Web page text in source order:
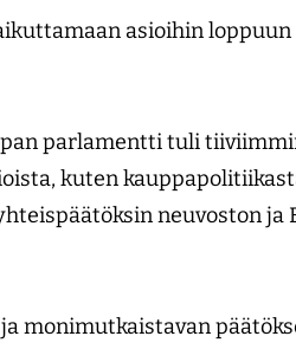
asioihin loppuun
parlamentti tuli
kuten
neuvoston
monimutkaistavan